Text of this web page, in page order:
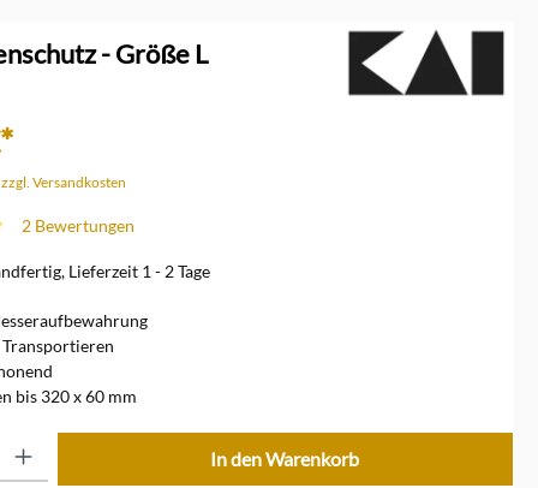
- Größe L
Versandkosten
2 Bewertungen
Lieferzeit 1 - 2 Tage
bis 320 x 60 mm
In den Warenkorb